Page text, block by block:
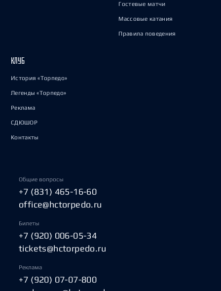
Гостевые матчи
Массовые катания
Правила поведения
КЛУБ
История «Торпедо»
Легенды «Торпедо»
Реклама
СДЮШОР
Контакты
Общие вопросы
+7 (831) 465-16-60
office@hctorpedo.ru
Билеты
+7 (920) 006-05-34
tickets@hctorpedo.ru
Реклама
+7 (920) 07-07-800